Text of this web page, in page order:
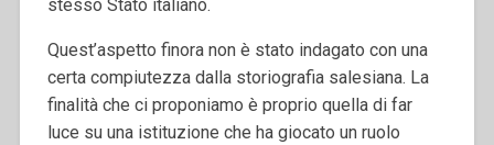
stesso Stato italiano.
Quest’aspetto finora non è stato indagato con una
certa compiutezza dalla storiografia salesiana. La
finalità che ci proponiamo è proprio quella di far
luce su una istituzione che ha giocato un ruolo